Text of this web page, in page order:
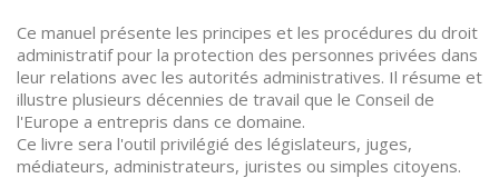
Ce manuel présente les principes et les procédures du droit
administratif pour la protection des personnes privées dans
leur relations avec les autorités administratives. Il résume et
illustre plusieurs décennies de travail que le Conseil de
l'Europe a entrepris dans ce domaine.
Ce livre sera l'outil privilégié des législateurs, juges,
médiateurs, administrateurs, juristes ou simples citoyens.